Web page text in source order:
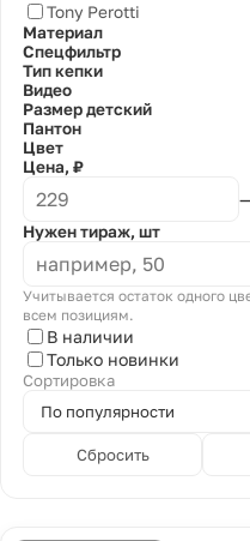
Tony Perotti
Материал
Спецфильтр
Тип кепки
Видео
Размер детский
Пантон
Цвет
Цена, ₽
Нужен тираж, шт
Учитывается остаток одного
всем позициям.
В наличии
Только новинки
Сортировка
Сбросить